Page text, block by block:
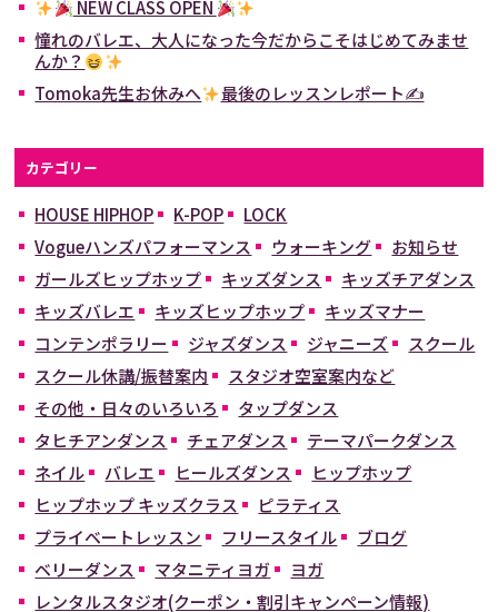
NEW CLASS OPEN
憧れのバレエ、大人になった今だからこそはじめてみませ
んか？
Tomoka先生お休みへ
最後のレッスンレポート✍
カテゴリー
HOUSE HIPHOP K-POP
LOCK
Vogueハンズパフォーマンス
ウォーキング
お知らせ
ガールズヒップホップ
キッズダンス
キッズチアダンス
キッズバレエ
キッズヒップホップ
キッズマナー
コンテンポラリー
ジャズダンス ジャニーズ
スクール
スクール休講/振替案内
スタジオ空室案内など
その他・日々のいろいろ
タップダンス
タヒチアンダンス
チェアダンス
テーマパークダンス
ネイル
バレエ ヒールズダンス
ヒップホップ
ヒップホップ キッズクラス
ピラティス
プライベートレッスン
フリースタイル
ブログ
ベリーダンス
マタニティヨガ
ヨガ
レンタルスタジオ(クーポン・割引キャンペーン情報)